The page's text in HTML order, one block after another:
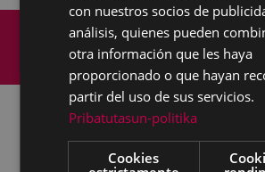
Política de cookies
Accesibilidad
con nuestros socios de
análisis, quienes pueden
otra información que les haya
proporcionado o que hayan
partir del uso de sus servicios.
Pribatutasun-politika
Cookies